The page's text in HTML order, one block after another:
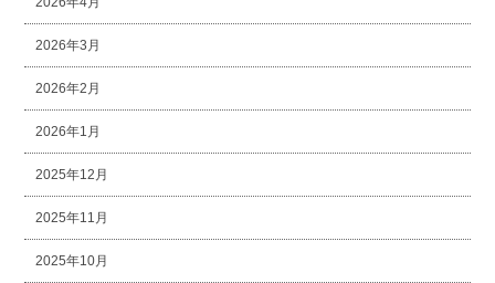
2026年3月
2026年2月
2026年1月
2025年12月
2025年11月
2025年10月